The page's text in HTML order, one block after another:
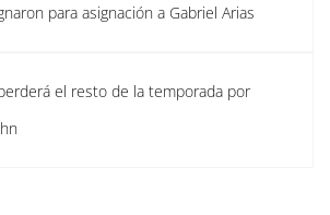
para asignación a Gabriel Arias
el resto de la temporada por